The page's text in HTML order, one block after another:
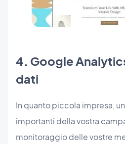
4. Google
dati
In quanto piccola impresa,
importanti della vostra
monitoraggio delle vostre